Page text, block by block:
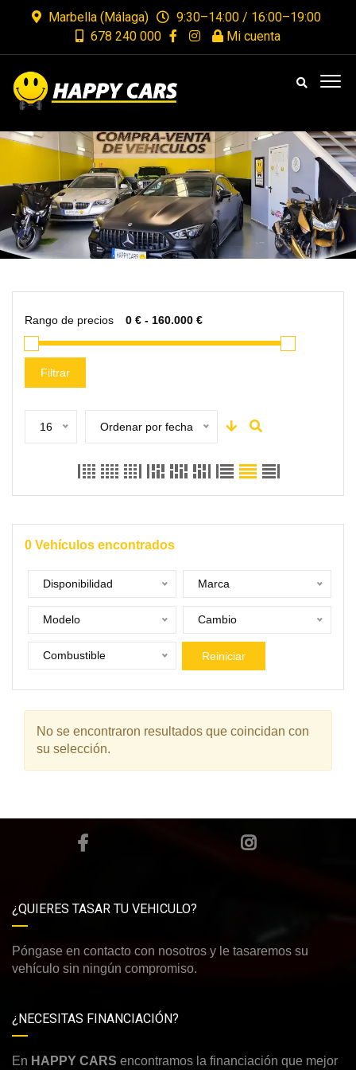
Marbella (Málaga)
9:30–14:00 / 16:00–19:00
678 240 000
Mi cuenta
Rango de precios
Filtrar
16 Ordenar por fecha
0 Vehículos encontrados
Disponibilidad Marca
Modelo Cambio
Combustible Reiniciar
No se encontraron resultados que coincidan con
su selección.
¿QUIERES TASAR TU VEHICULO?
Póngase en contacto con nosotros y le tasaremos su
vehículo sin ningún compromiso.
¿NECESITAS FINANCIACIÓN?
En HAPPY CARS encontramos la financiación que mejor